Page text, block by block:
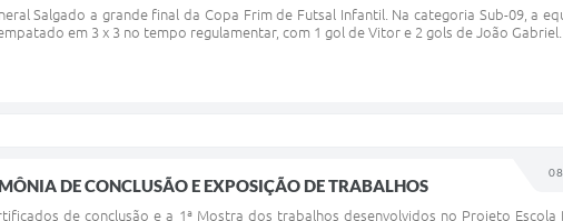
Salgado a grande final da Copa Frim de Futsal Infantil. Na categoria Sub-09, a
em 3 x 3 no tempo regulamentar, com 1 gol de Vitor e 2 gols de João Gabriel.
DE CONCLUSÃO E EXPOSIÇÃO DE TRABALHOS
de conclusão e a 1ª Mostra dos trabalhos desenvolvidos no Projeto Escola